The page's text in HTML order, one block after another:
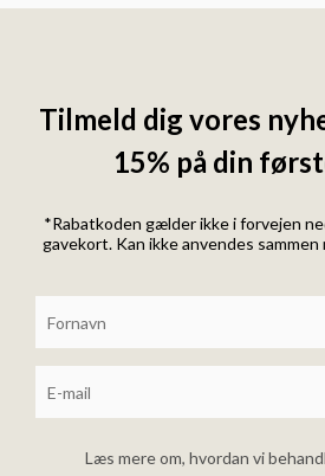
Tilmeld dig vores
15% på din
*Rabatkoden gælder ikke i forvejen
gavekort. Kan ikke anvendes
Læs mere om, hvordan vi